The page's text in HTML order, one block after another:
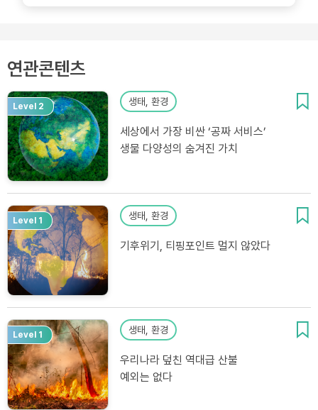
연관콘텐츠
Level 2 생태, 환경
세상에서 가장 비싼 ‘공짜 서비스’
생물 다양성의 숨겨진 가치
Level 1 생태, 환경
기후위기, 티핑포인트 멀지 않았다
Level 1 생태, 환경
우리나라 덮친 역대급 산불
예외는 없다